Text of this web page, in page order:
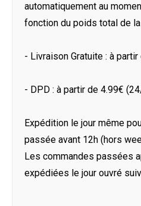
automatiquement au
fonction du poids total de
- Livraison Gratuite : à
- DPD : à partir de 4.99€
Expédition le jour même
passée avant 12h (hors
Les commandes passées
expédiées le jour ouvré